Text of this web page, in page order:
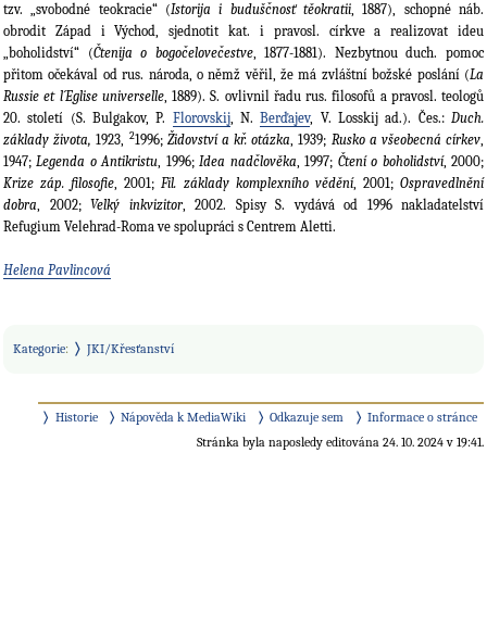
tzv. „svobodné teokracie“ (Istorija i buduščnosť těokratii, 1887), schopné náb.
obrodit Západ i Východ, sjednotit kat. i pravosl. církve a realizovat ideu
„boholidství“ (Čtenija o bogočelovečestve, 1877-1881). Nezbytnou duch. pomoc
přitom očekával od rus. národa, o němž věřil, že má zvláštní božské poslání (La
Russie et l´Eglise universelle, 1889). S. ovlivnil řadu rus. filosofů a pravosl. teologů
20. století (S. Bulgakov, P. Florovskij, N.Berďajev, V. Losskij ad.). Čes.:Duch.
základy života, 1923, 21996; Židovství a kř. otázka, 1939; Rusko a všeobecná církev,
1947;Legenda o Antikristu, 1996;Idea nadčlověka, 1997; Čtení o boholidství, 2000;
Krize záp. filosofie, 2001;Fil. základy komplexního vědění, 2001;Ospravedlnění
dobra, 2002; Velký inkvizitor, 2002. Spisy S. vydává od 1996 nakladatelství
Refugium Velehrad-Roma ve spolupráci s Centrem Aletti.
Helena Pavlincová
Kategorie: JKI/Křesťanství
Historie Nápověda k MediaWiki Odkazuje sem
Informace o stránce
Stránka byla naposledy editována 24. 10. 2024 v 19:41.